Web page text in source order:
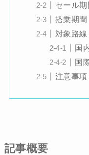
セール期
搭乗期間
対象路
国
国
注意事項
記事概要